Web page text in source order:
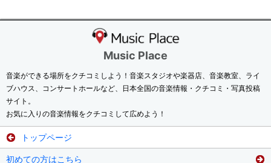
Music Place
音楽ができる場所をクチコミしよう！音楽スタジオや楽器店、音楽教室、ライ
ブハウス、コンサートホールなど、日本全国の音楽情報・クチコミ・写真投稿
サイト。
お気に入りの音楽情報をクチコミして広めよう！
トップページ
初めての方はこちら